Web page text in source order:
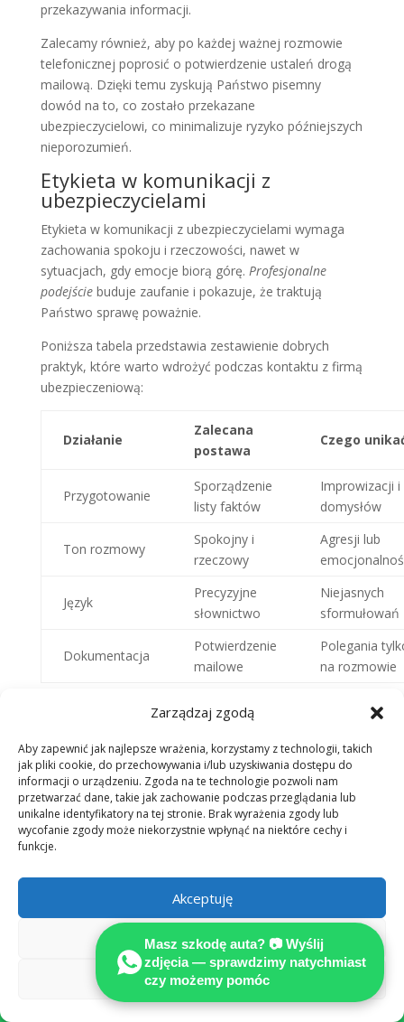
Zarządzaj zgodą
Aby zapewnić jak najlepsze wrażenia, korzystamy z technologii, takich
jak pliki cookie, do przechowywania i/lub uzyskiwania dostępu do
informacji o urządzeniu. Zgoda na te technologie pozwoli nam
przetwarzać dane, takie jak zachowanie podczas przeglądania lub
unikalne identyfikatory na tej stronie. Brak wyrażenia zgody lub
wycofanie zgody może niekorzystnie wpłynąć na niektóre cechy i
funkcje.
Akceptuję
Odmów
Zobacz preferencje
przekazywania informacji.
Zalecamy również, aby po każdej ważnej rozmowie
telefonicznej poprosić o potwierdzenie ustaleń drogą
mailową. Dzięki temu zyskują Państwo pisemny
dowód na to, co zostało przekazane
ubezpieczycielowi, co minimalizuje ryzyko późniejszych
nieporozumień.
Etykieta w komunikacji z
ubezpieczycielami
Etykieta w komunikacji z ubezpieczycielami wymaga
zachowania spokoju i rzeczowości, nawet w
sytuacjach, gdy emocje biorą górę. Profesjonalne
podejściebuduje zaufanie i pokazuje, że traktują
Państwo sprawę poważnie.
Poniższa tabela przedstawia zestawienie dobrych
praktyk, które warto wdrożyć podczas kontaktu z firmą
ubezpieczeniową:
Działanie
Zalecana
postawa
Czego
Przygotowanie
Sporządzenie
listy faktów
Improwizacji i
domysłów
Ton rozmowy
Spokojny i
rzeczowy
Agresji lub
Język
Precyzyjne
słownictwo
Niejasnych
sformułowań
Dokumentacja
Potwierdzenie
mailowe
Polegania
na rozmowie
Jak monitorować postępy zgłoszenia?
krok po kroku zgłaszanie szkody
kończy się na etapie, w którym przejmujesz pełną
kontrolę nad komunikacją z ubezpieczycielem. Po
wysłaniu dokumentacji nie warto biernie czekać na
decyzję, ponieważ aktywne śledzenie statusu sprawy
pozwala na szybsze rozwiązanie problemu.
Narzędzia do śledzenia zgłoszenia
oferują wiele rozwiązań, które ułatwiają wgląd w
status roszczenia. Warto korzystać z dostępnych
narzędzi, aby mieć pewność, że sprawa posuwa się do
Portale klienta online:Większość ubezpieczycieli

Masz szkodę auta? 📷 Wyślij
zdjęcia — sprawdzimy natychmiast
czy możemy pomóc